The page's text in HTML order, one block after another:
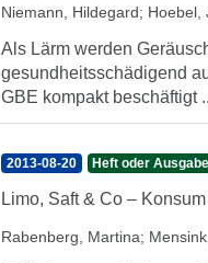
Niemann, Hildegard; Hoebel,
Als Lärm werden
gesundheitsschädigend
GBE kompakt beschäftigt
2013-08-20 Heft oder
Limo, Saft & Co –
Rabenberg, Martina;